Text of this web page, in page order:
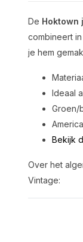
De Hoktown
combineert
je hem
Ideaal
Groen/
Bekijk
Over het
Vintage: